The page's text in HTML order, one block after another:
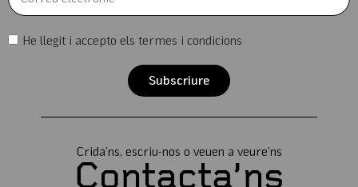
He llegit i accepto els termes i condicions
Subscriure
Crida’ns, escriu-nos o veuen a veure’ns
Contacta’ns